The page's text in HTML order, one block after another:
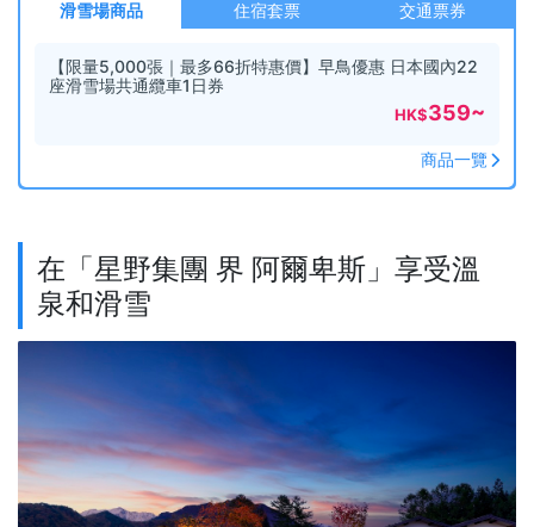
滑雪場商品 住宿套票 交通票券
【限量5,000張｜最多66折特惠價】早鳥優惠 日本國內22
座滑雪場共通纜車1日券
HK$359~
商品一覽
在「星野集團 界 阿爾卑斯」享受溫
泉和滑雪